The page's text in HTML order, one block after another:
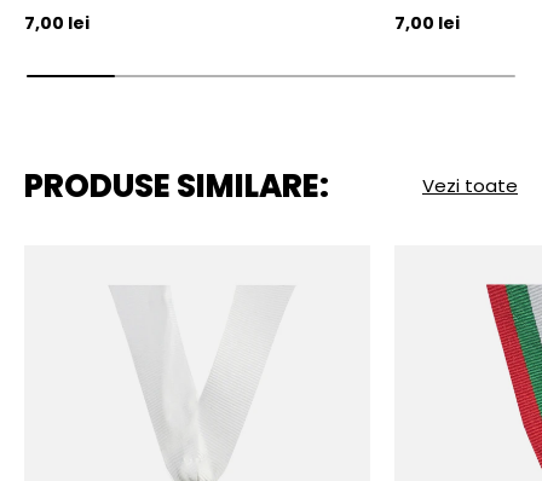
Pret initial
7,00 lei Pret initial
7,00 lei
PRODUSE SIMILARE: Vezi toate